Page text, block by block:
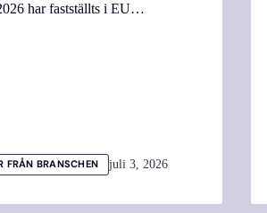
har fastställts i EU…
FRÅN BRANSCHEN juli 3, 2026